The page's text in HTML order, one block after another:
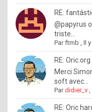
RE:
@papyrus
triste...
Parftmb ,Il
RE:
Merci
soft avec...
Pardidier_v ,
RE: Oric